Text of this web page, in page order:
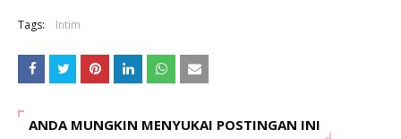
Tags: Intim
ANDA MUNGKIN MENYUKAI POSTINGAN INI